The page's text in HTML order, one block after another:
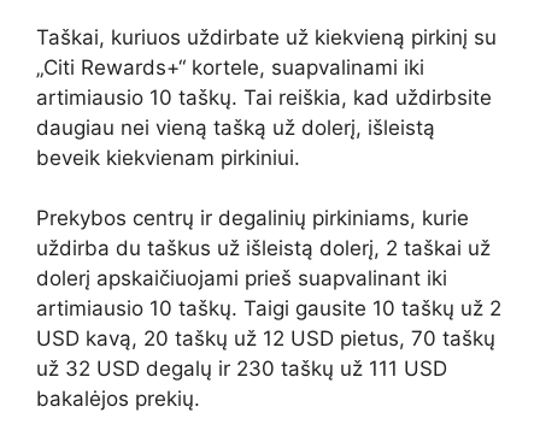
Taškai, kuriuos uždirbate už kiekvieną pirkinį su
„Citi Rewards+“ kortele, suapvalinami iki
artimiausio 10 taškų. Tai reiškia, kad uždirbsite
daugiau nei vieną tašką už dolerį, išleistą
beveik kiekvienam pirkiniui.
Prekybos centrų ir degalinių pirkiniams, kurie
uždirba du taškus už išleistą dolerį, 2 taškai už
dolerį apskaičiuojami prieš suapvalinant iki
artimiausio 10 taškų. Taigi gausite 10 taškų už 2
USD kavą, 20 taškų už 12 USD pietus, 70 taškų
už 32 USD degalų ir 230 taškų už 111 USD
bakalėjos prekių.